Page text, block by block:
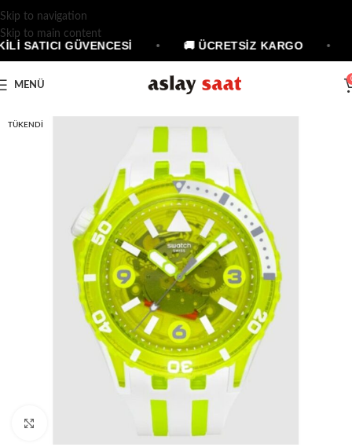
Skip to navigation
Skip to main content
SATICI GÜVENCESİ 🚚 ÜCRETSİZ KARGO
MENÜ
TÜKENDI